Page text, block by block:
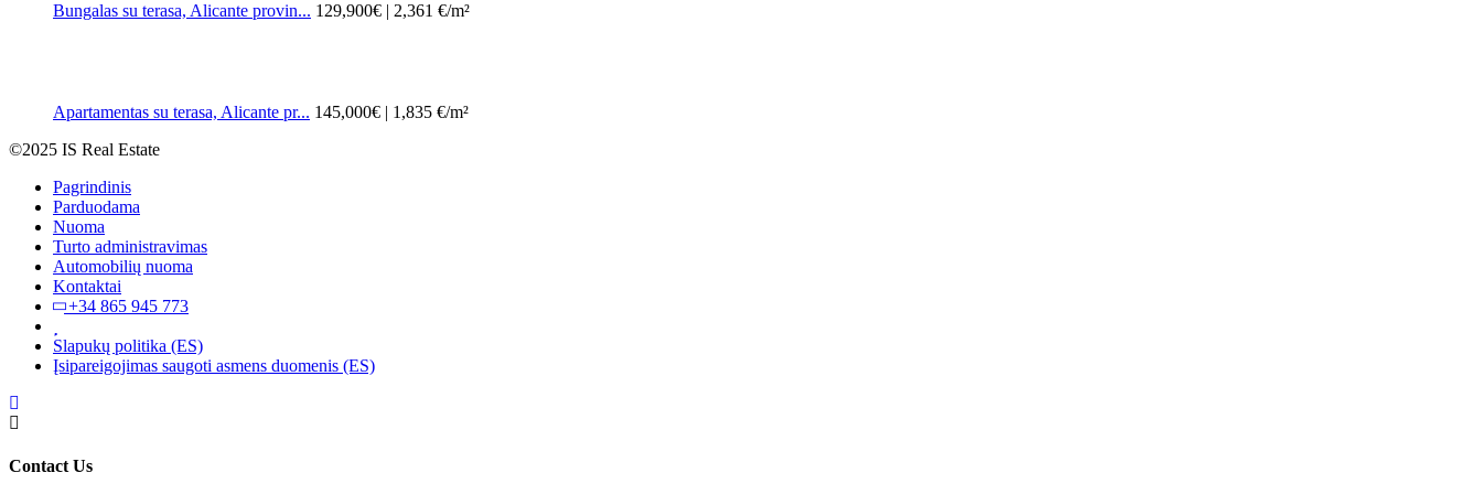
Bungalas su terasa, Alicante provin... 129,900€ | 2,361 €/m²
Apartamentas su terasa, Alicante pr... 145,000€ | 1,835 €/m²
©2025 IS Real Estate
Pagrindinis
Parduodama
Nuoma
Turto administravimas
Automobilių nuoma
Kontaktai
+34 865 945 773
Slapukų politika (ES)
Įsipareigojimas saugoti asmens duomenis (ES)
Contact Us